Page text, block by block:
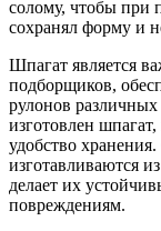
солому, чтобы при
сохранял форму и
Шпагат является
подборщиков,
рулонов
изготовлен
удобство
изготавливаются
делает их
повреждениям.